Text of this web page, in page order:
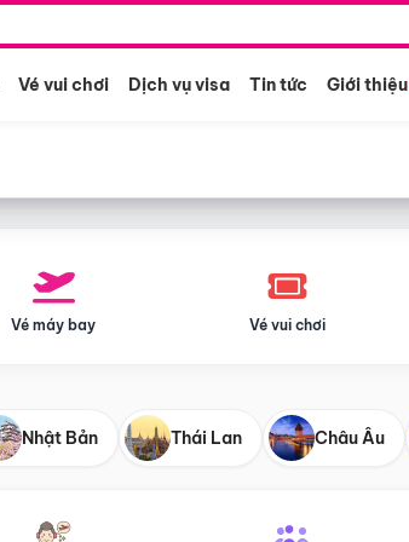
Vé vui chơi Dịch vụ visa Tin tức Giới thiệu
Vé máy bay Vé vui chơi
Nhật Bản Thái Lan Châu Âu